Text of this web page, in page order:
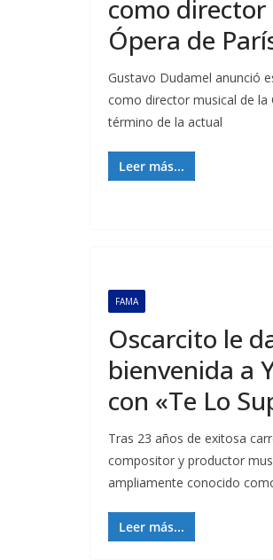
como director
Ópera de
Gustavo Dudamel anunció
como director musical de la
término de la actual
Leer más...
FAMA
Oscarcito le
bienvenida a
con «Te Lo
Tras 23 años de exitosa
compositor y productor
ampliamente conocido
Leer más...